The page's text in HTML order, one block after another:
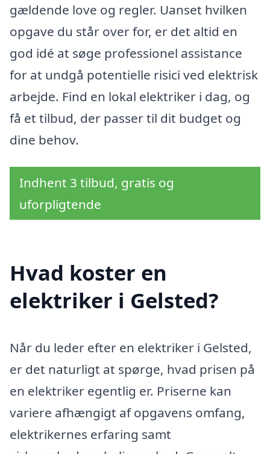
gældende love og regler. Uanset hvilken
opgave du står over for, er det altid en
god idé at søge professionel assistance
for at undgå potentielle risici ved elektrisk
arbejde. Find en lokal elektriker i dag, og
få et tilbud, der passer til dit budget og
dine behov.
Indhent 3 tilbud, gratis og
uforpligtende
Hvad koster en
elektriker i Gelsted?
Når du leder efter en elektriker i Gelsted,
er det naturligt at spørge, hvad prisen på
en elektriker egentlig er. Priserne kan
variere afhængigt af opgavens omfang,
elektrikernes erfaring samt